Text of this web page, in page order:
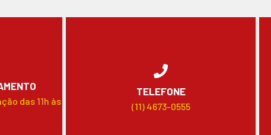
das 11h às
TELEFONE
(11) 4673-0555